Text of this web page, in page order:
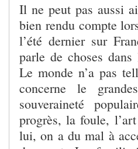
Il ne peut pas aussi
bien rendu compte
l’été dernier sur
parle de choses dans
Le monde n’a pas
concerne le
souveraineté
progrès, la foule,
lui, on a du mal à